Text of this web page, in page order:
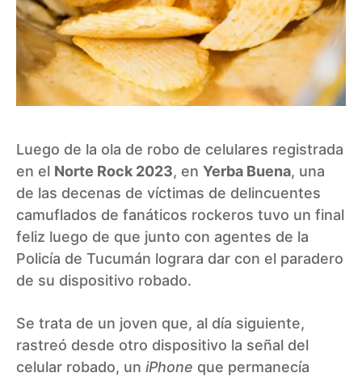
Luego de la ola de robo de celulares registrada
en el Norte Rock 2023, en Yerba Buena, una
de las decenas de víctimas de delincuentes
camuflados de fanáticos rockeros tuvo un final
feliz luego de que junto con agentes de la
Policía de Tucumán lograra dar con el paradero
de su dispositivo robado.
Se trata de un joven que, al día siguiente,
rastreó desde otro dispositivo la señal del
celular robado, un iPhone que permanecía